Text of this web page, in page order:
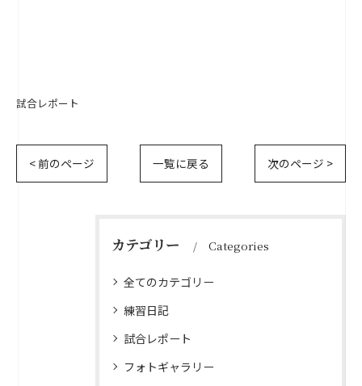
試合レポート
< 前のページ 一覧に戻る 次のページ >
カテゴリー Categories
全てのカテゴリー
練習日記
試合レポート
フォトギャラリー